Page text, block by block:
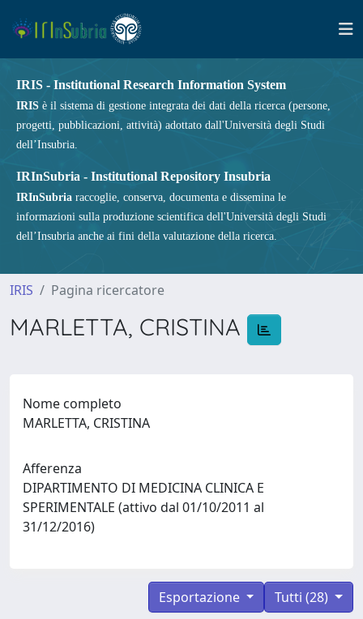
IRIS - Institutional Research Information System
IRIS è il sistema di gestione integrata dei dati della ricerca (persone,
progetti, pubblicazioni, attività) adottato dall'Università degli Studi
dell’Insubria.
IRInSubria - Institutional Repository Insubria
IRInSubria raccoglie, conserva, documenta e dissemina le
informazioni sulla produzione scientifica dell'Università degli Studi
dell’Insubria anche ai fini della valutazione della ricerca.
IRIS Pagina ricercatore
MARLETTA, CRISTINA
Nome completo
MARLETTA, CRISTINA
Afferenza
DIPARTIMENTO DI MEDICINA CLINICA E
SPERIMENTALE (attivo dal 01/10/2011 al
31/12/2016)
Tutti (28)
Esportazione